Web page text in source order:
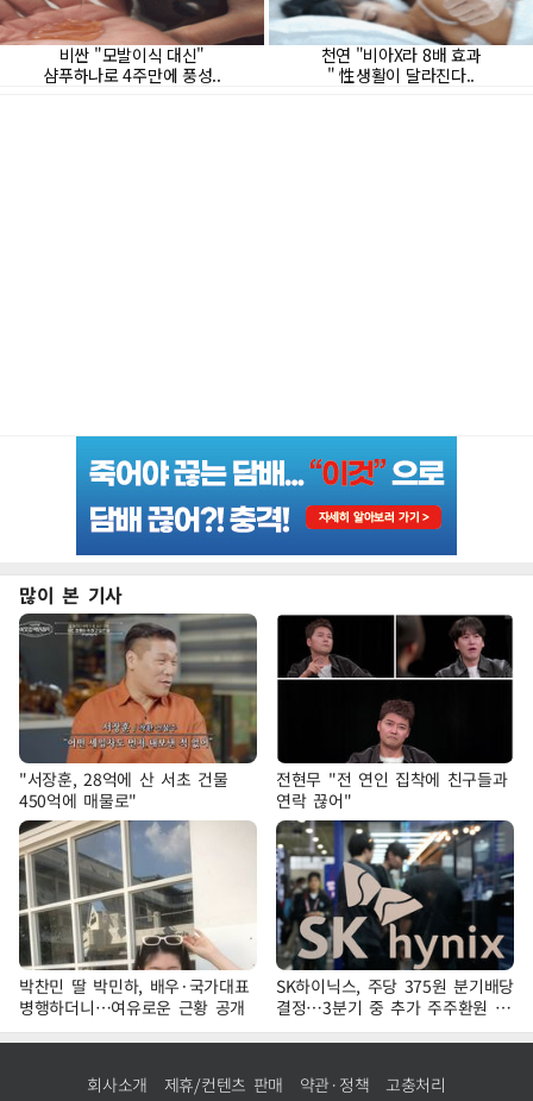
많이 본 기사
"서장훈, 28억에 산 서초 건물
450억에 매물로"
전현무 "전 연인 집착에 친구들과
연락 끊어"
박찬민 딸 박민하, 배우·국가대표
병행하더니…여유로운 근황 공개
SK하이닉스, 주당 375원 분기배당
결정…3분기 중 추가 주주환원 발
표
회사소개 제휴/컨텐츠 판매 약관·정책 고충처리